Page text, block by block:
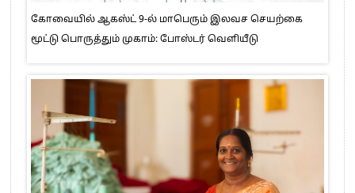
கோவையில் ஆகஸ்ட் 9-ல் மாபெரும் இலவச செயற்கை
மூட்டு பொருத்தும் முகாம்: போஸ்டர் வெளியீடு